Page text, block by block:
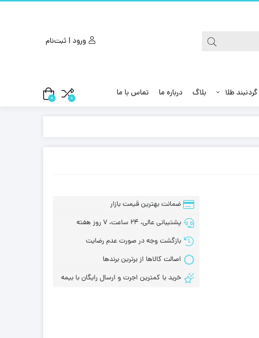
ورود | ثبت‌نام
گردنبند طلا بلاگ درباره ما تماس با ما 0
0
ضمانت بهترین قیمت بازار
پشتیبانی عالی، 24 ساعت، 7 روز هفته
بازگشت وجه در صورت عدم رضایت
اصالت کالاها از برترین برندها
خرید با کمترین اجرت و ارسال رایگان با بیمه